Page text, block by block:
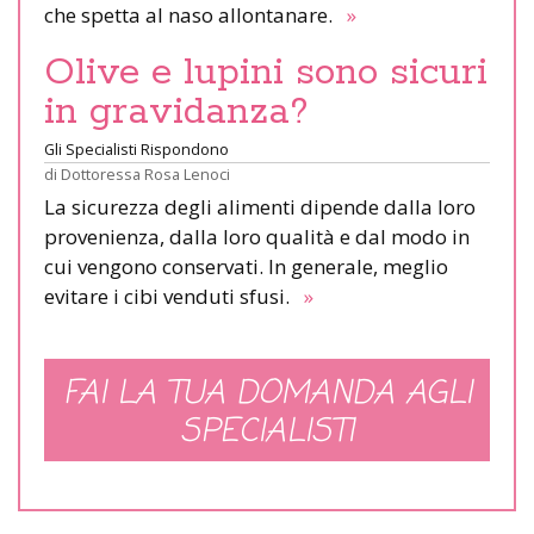
che spetta al naso allontanare. »
Olive e lupini sono sicuri
in gravidanza?
Gli Specialisti Rispondono
di Dottoressa Rosa Lenoci
La sicurezza degli alimenti dipende dalla loro
provenienza, dalla loro qualità e dal modo in
cui vengono conservati. In generale, meglio
evitare i cibi venduti sfusi. »
FAI LA TUA DOMANDA AGLI
SPECIALISTI